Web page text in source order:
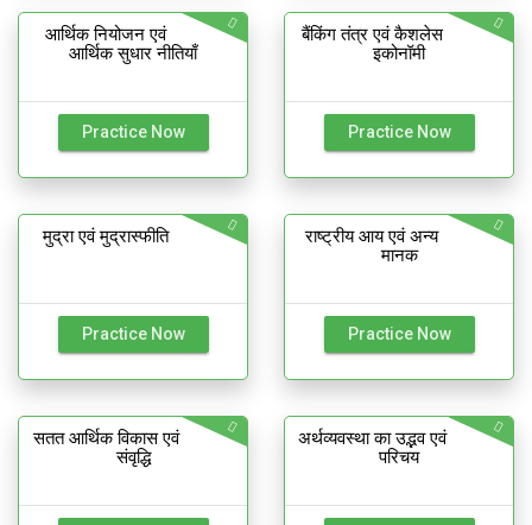
आर्थिक नियोजन एवं
आर्थिक सुधार नीतियाँ
Practice Now
बैंकिंग तंत्र एवं कैशलेस
इकोनॉमी
Practice Now
मुद्रा एवं मुद्रास्फीति
Practice Now
राष्ट्रीय आय एवं अन्य
मानक
Practice Now
सतत आर्थिक विकास एवं
संवृद्धि
अर्थव्यवस्था का उद्भव एवं
परिचय